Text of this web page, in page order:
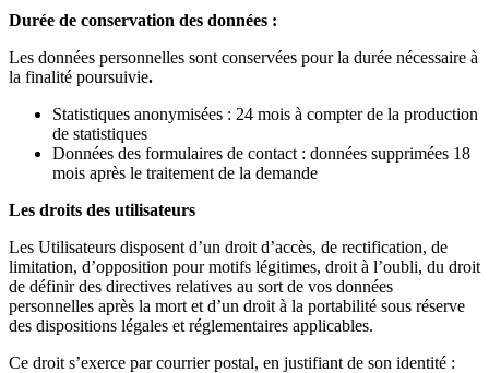
Durée de conservation des données :
Les données personnelles sont conservées pour la durée nécessaire à
la finalité poursuivie.
Statistiques anonymisées : 24 mois à compter de la production
de statistiques
Données des formulaires de contact : données supprimées 18
mois après le traitement de la demande
Les droits des utilisateurs
Les Utilisateurs disposent d’un droit d’accès, de rectification, de
limitation, d’opposition pour motifs légitimes, droit à l’oubli, du droit
de définir des directives relatives au sort de vos données
personnelles après la mort et d’un droit à la portabilité sous réserve
des dispositions légales et réglementaires applicables.
Ce droit s’exerce par courrier postal, en justifiant de son identité :